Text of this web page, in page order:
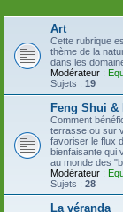
Art
Cette rubrique
thème de la
dans les
Modérateur :
Sujets : 19
Feng Shui &
Comment
terrasse ou sur
favoriser le flux
bienfaisante qui
au monde des
Modérateur :
Sujets : 28
La véranda